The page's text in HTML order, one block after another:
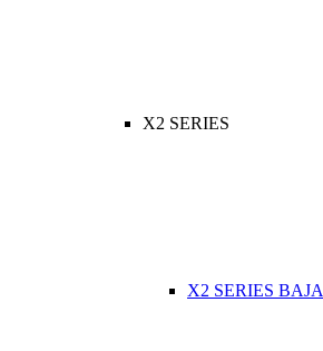
X2 SERIES
X2 SERIES BAJA